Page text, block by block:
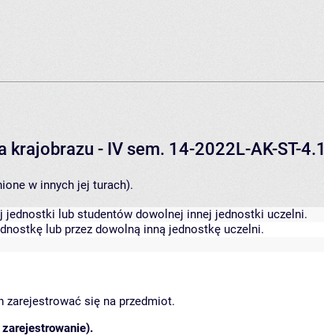
- IV sem. 14-2022L-AK-ST-4.1
w innych jej turach).
lub studentów dowolnej innej jednostki uczelni.
lub przez dowolną inną jednostkę uczelni.
zarejestrować się na przedmiot.